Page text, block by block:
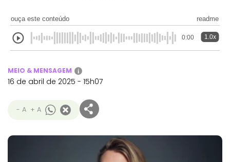
ouça este conteúdo readme
0:00 1.0x
MEIO & MENSAGEM i
16 de abril de 2025 - 15h07
- A + A